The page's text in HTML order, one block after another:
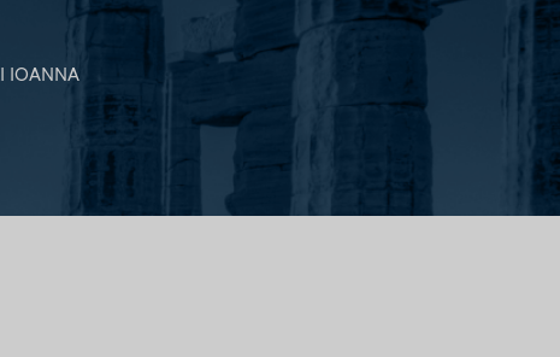
IOANNA